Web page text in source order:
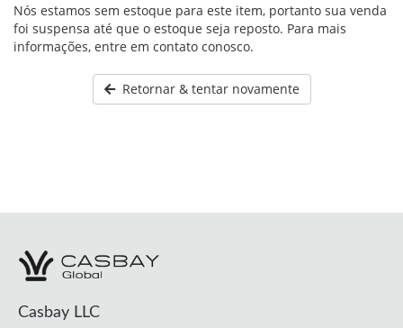
Nós estamos sem estoque para este item, portanto sua venda
foi suspensa até que o estoque seja reposto. Para mais
informações, entre em contato conosco.
Retornar & tentar novamente
Casbay LLC